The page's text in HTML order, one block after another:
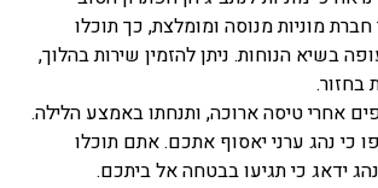
מוניות מנוסה ומומלצת, כך תוכלו
בשיא הנוחות. ניתן להזמין שירות בהלוך,
בחזור.
אחרי טיסה ארוכה, ותנחתו באמצע הלילה.
כי נהג ערני יאסוף אתכם. אתם תוכלו
ידאג כי תגיעו בבטחה אל ביתכם.